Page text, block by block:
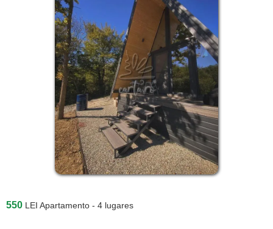
550 LEI Apartamento - 4 lugares